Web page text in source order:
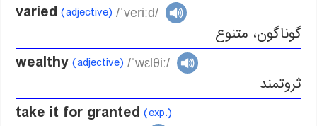
varied (adjective) /ˈveriːd/
گوناگون، متنوع
wealthy (adjective) /ˈwɛlθiː/
ثروتمند
take it for granted (exp.)